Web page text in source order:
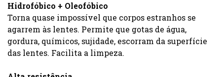
Hidrofóbico + Oleofóbico
Torna quase impossível que corpos estranhos se
agarrem às lentes. Permite que gotas de água,
gordura, químicos, sujidade, escorram da superfície
das lentes. Facilita a limpeza.